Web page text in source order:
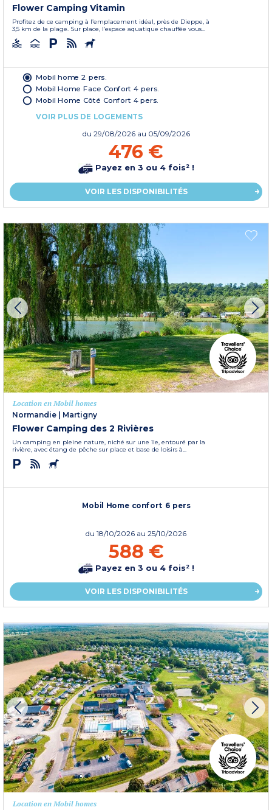
Flower Camping Vitamin
Profitez de ce camping à l’emplacement idéal, près de Dieppe, à
3,5 km de la plage. Sur place, l’espace aquatique chauffée vous...
Mobil home 2 pers.
Mobil Home Face Confort 4 pers.
Mobil Home Côté Confort 4 pers.
VOIR PLUS DE LOGEMENTS
du 29/08/2026 au 05/09/2026
476 €
Payez en 3 ou 4 fois² !
VOIR LES DISPONIBILITÉS
Location en Mobil homes
Normandie
Martigny
Flower Camping des 2 Rivières
Un camping en pleine nature, niché sur une île, entouré par la
rivière, avec étang de pêche sur place et base de loisirs à...
Mobil Home confort 6 pers
du 18/10/2026 au 25/10/2026
588 €
Payez en 3 ou 4 fois² !
VOIR LES DISPONIBILITÉS
Location en Mobil homes